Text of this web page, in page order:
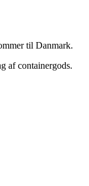
til Danmark.
af containergods.